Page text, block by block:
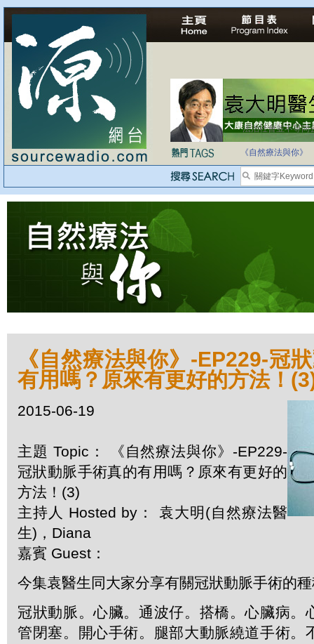
法治社會並不等同
《自然療法與你》
《自然療法與你》-EP229-冠
有用嗎？原來有更好的方法！
2015-06-19
主題 Topic： 《自然療法與你》-EP229-
冠狀動脈手術真的有用嗎？原來有更好的
方法！(3)
主持人 Hosted by： 袁大明(自然療法醫
生)，Diana
嘉賓 Guest：
今集袁醫生同大家分享有關冠狀動脈手術的
冠狀動脈。心臟。通波仔。搭橋。心臟病。
管閉塞。開心手術。腿部大動脈繞道手術。